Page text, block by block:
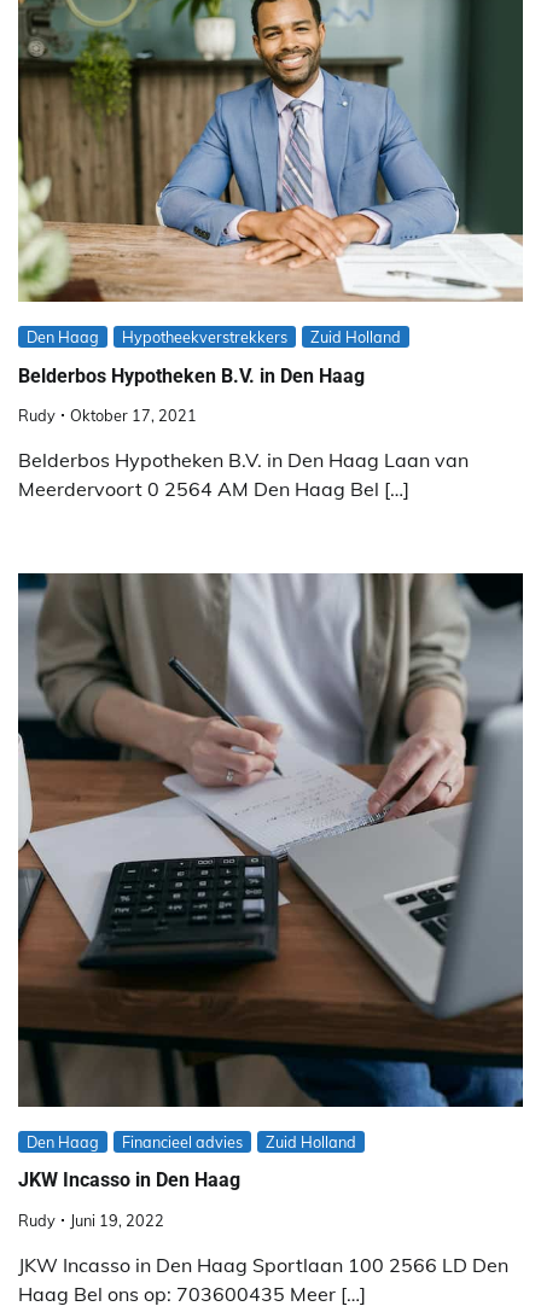
Den Haag Hypotheekverstrekkers Zuid Holland
Belderbos Hypotheken B.V. in Den Haag
Rudy Oktober 17, 2021
Belderbos Hypotheken B.V. in Den Haag Laan van
Meerdervoort 0 2564 AM Den Haag Bel […]
Den Haag Financieel advies Zuid Holland
JKW Incasso in Den Haag
Rudy Juni 19, 2022
JKW Incasso in Den Haag Sportlaan 100 2566 LD Den
Haag Bel ons op: 703600435 Meer […]